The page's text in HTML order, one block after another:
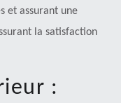
et assurant une
la satisfaction
: